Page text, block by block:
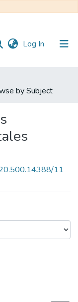
Log In (current)
by Subject
11